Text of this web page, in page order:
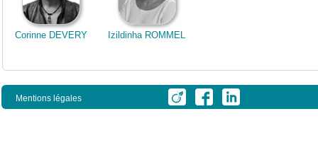
Corinne DEVERY Izildinha ROMMEL
Mentions légales